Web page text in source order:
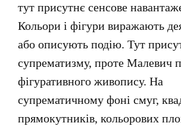
тут присутнє сенсове
Кольори і фігури виражають
або описують подію. Тут
супрематизму, проте Малевич
фігуративного живопису. На
супрематичному фоні смуг,
прямокутників, кольорових